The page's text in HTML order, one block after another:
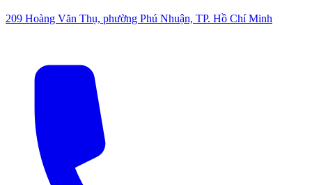
209 Hoàng Văn Thụ, phường Phú Nhuận, TP. Hồ Chí Minh